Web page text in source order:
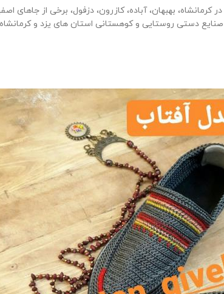
کرمانشاه، بهبهان، آباده، کازرون، دزفول، برخی از جاهای
دستی روستایی و کوهستانی استان های یزد و